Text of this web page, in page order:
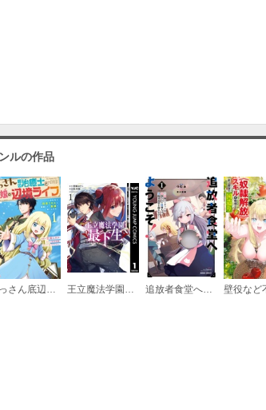
ルの作品
おっさん底辺治癒士と愛娘の辺境ライフ～中年男が回復スキルに覚醒して、英雄へ成り上がる～（コミック） 王立魔法学園の最下生～貧困街上がりの最強魔法師、貴族だらけの学園で無双する～ 追放者食堂へようこそ！